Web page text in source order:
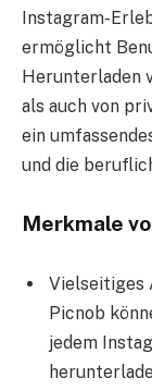
Instagram-
ermöglicht
Herunterladen
als auch von
ein
und die
Merkmale
Vielseitiges
Picnob
jedem